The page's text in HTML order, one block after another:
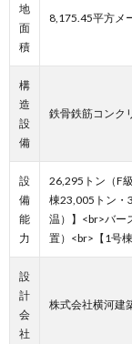
地
面
積
8,175.45平方メ
構
造
設
備
鉄骨鉄筋コンク
設
備
能
力
26,295トン（F
棟23,005トン・
温）】<br>バー
置）<br>【1号
設
計
会
社
株式会社横河建